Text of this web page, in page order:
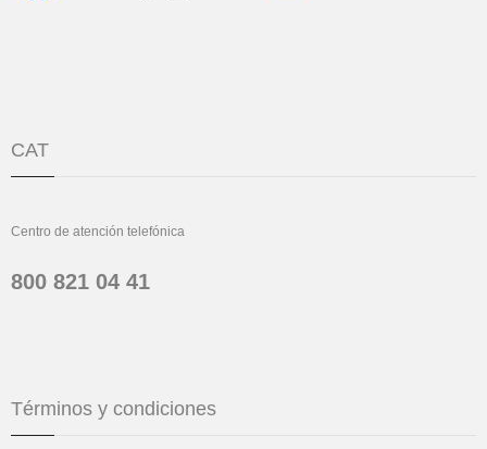
CAT
Centro de atención telefónica
800 821 04 41
Términos y condiciones